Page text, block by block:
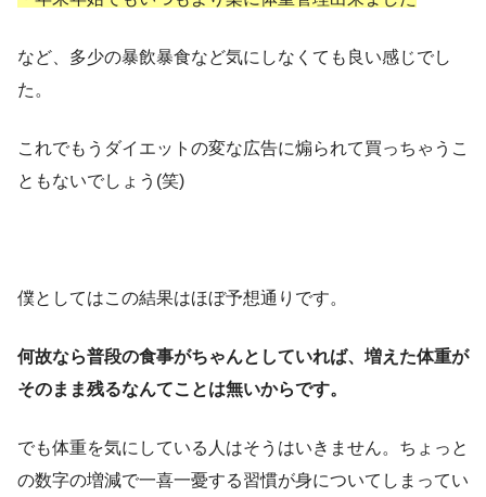
など、多少の暴飲暴食など気にしなくても良い感じでし
た。
これでもうダイエットの変な広告に煽られて買っちゃうこ
ともないでしょう(笑)
僕としてはこの結果はほぼ予想通りです。
何故なら普段の食事がちゃんとしていれば、増えた体重が
そのまま残るなんてことは無いからです。
でも体重を気にしている人はそうはいきません。ちょっと
の数字の増減で一喜一憂する習慣が身についてしまってい